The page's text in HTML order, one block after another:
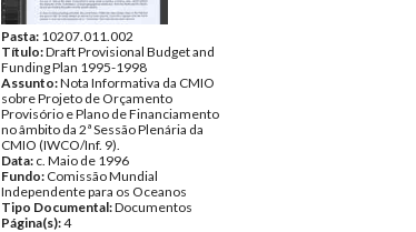
Pasta: 10207.011.002
Título:Draft Provisional Budget and
Funding Plan 1995-1998
Assunto:Nota Informativa da CMIO
sobre Projeto de Orçamento
Provisório e Plano de Financiamento
no âmbito da 2ª Sessão Plenária da
CMIO (IWCO/Inf. 9).
Data: c. Maio de 1996
Fundo: Comissão Mundial
Independente para os Oceanos
Tipo Documental:Documentos
Página(s):4